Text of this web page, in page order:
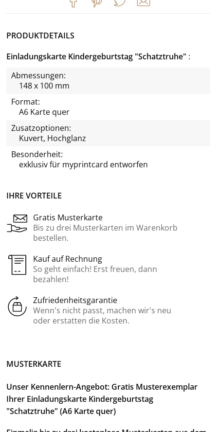
IHRE VORTEILE
Gratis Musterkarte
Bis zu drei Musterkarten im Warenkorb
bestellen.
Kauf auf Rechnung
So geht einfach! Erst freuen, dann
bezahlen!
Zufriedenheitsgarantie
Wenn’s nicht passt, machen wir’s neu
oder erstatten die Kosten.
PRODUKTDETAILS
Einladungskarte Kindergeburtstag "Schatztruhe"
Abmessungen:
148 x 100 mm
Format:
A6 Karte quer
Zusatzoptionen:
Kuvert, Hochglanz
Besonderheit:
exklusiv für myprintcard entworfen
MUSTERKARTE
Unser Kennenlern-Angebot: Gratis Musterexemplar
Ihrer Einladungskarte Kindergeburtstag
"Schatztruhe" (A6 Karte quer)